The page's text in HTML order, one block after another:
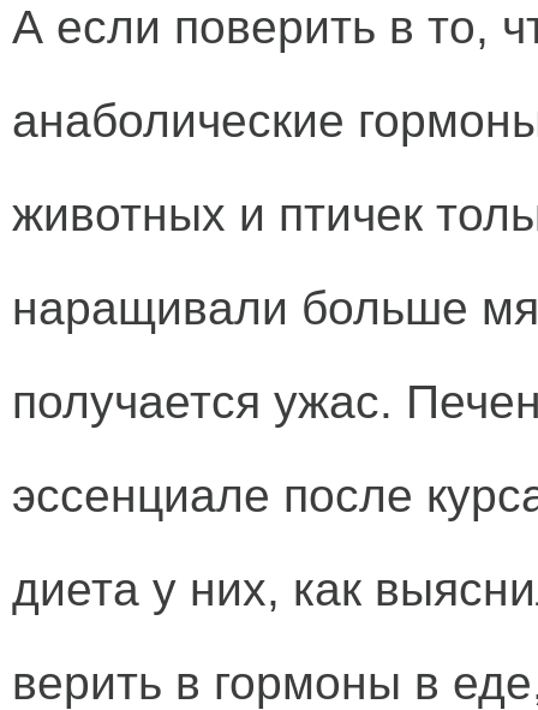
А если поверить в то,
анаболические
животных и птичек
наращивали больше
получается ужас.
эссенциале после
диета у них, как
верить в гормоны в